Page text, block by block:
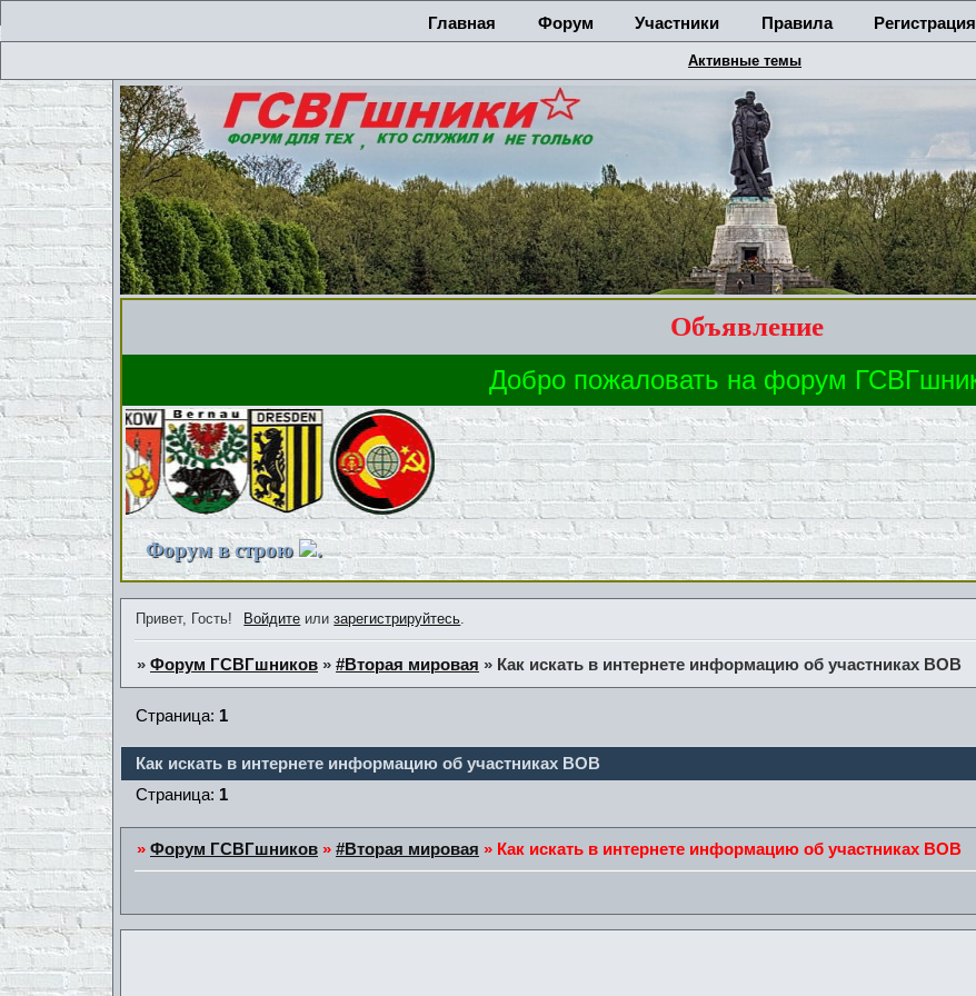
Главная Форум Участники Правила Регистрация
Активные темы
Объявление
Форум в строю .
Привет, Гость! Войдите илизарегистрируйтесь.
»Форум ГСВГшников »#Вторая мировая » Как искать в интернете информацию об участниках ВОВ
Как искать в интернете информацию об участниках ВОВ
Страница: 1
Страница: 1
»Форум ГСВГшников »#Вторая мировая » Как искать в интернете информацию об участниках ВОВ